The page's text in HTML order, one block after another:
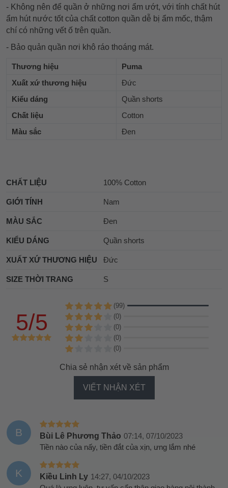
- Không nên để quần ở những nơi ẩm ướt, với tính chất hút
ẩm hút nước tốt của chất cotton quần dễ bị ẩm mốc, thậm
chí có những vết ố trên quần.
- Bảo quản quần nơi khô ráo thoáng mát.
Thương hiệu
Puma
Xuất xứ thương hiệu
Đức
Kiểu dáng
Quần shorts
Chất liệu
Cotton
Màu sắc
Đen
CHẤT LIỆU 100% Cotton
GIỚI TÍNH Nam
MÀU SẮC Đen
KIỂU DÁNG Quần shorts
XUẤT XỨ THƯƠNG HIỆU Đức
SIZE THỜI TRANG S
5/5
(99)
(0)
(0)
(0)
(0)
Chia sẻ nhận xét về sản phẩm
VIẾT NHẬN XÉT
B Bùi Lê Phương Thảo 07:14, 07/10/2023
Tiền nào của nấy, tiền đắt của xịn, ưng lắm nhé
K Kiều Linh Ly 14:27, 04/10/2023